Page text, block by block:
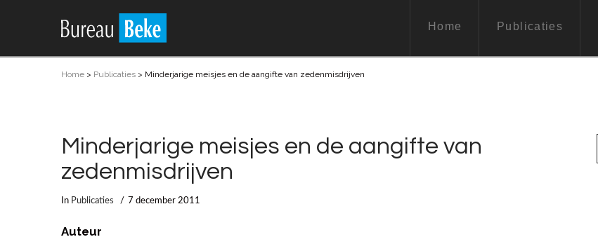
Home Publicaties
Home > Publicaties > Minderjarige meisjes en de aangifte van zedenmisdrijven
Minderjarige meisjes en de aangifte van
zedenmisdrijven
In Publicaties 7 december 2011
Auteur